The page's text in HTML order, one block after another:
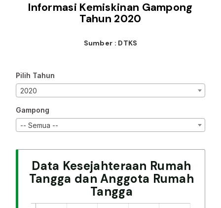
Informasi Kemiskinan Gampong
Tahun 2020
Sumber : DTKS
Pilih Tahun
2020
Gampong
-- Semua --
Data Kesejahteraan Rumah
Tangga dan Anggota Rumah
Tangga